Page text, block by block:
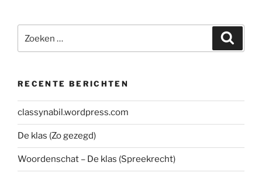
naar:
RECENTE BERICHTEN
classynabil.wordpress.com
De klas (Zo gezegd)
Woordenschat – De klas (Spreekrecht)